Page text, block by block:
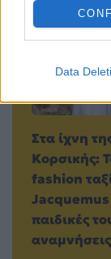
Data
Στα ίχνη
Κορσικής:
fashion
Jacquemus
παιδικές
αναμνήσεις